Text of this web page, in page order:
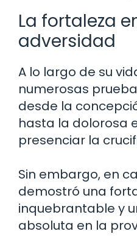
La fortaleza
adversidad
A lo largo de su
numerosas
desde la
hasta la dolorosa
presenciar la
Sin embargo, en
demostró una
inquebrantable y
absoluta en la